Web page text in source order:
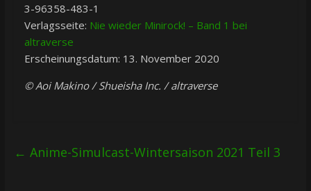
3-96358-483-1
Verlagsseite: Nie wieder Minirock! – Band 1 bei
altraverse
Erscheinungsdatum: 13. November 2020
© Aoi Makino / Shueisha Inc. / altraverse
← Anime-Simulcast-Wintersaison 2021 Teil 3